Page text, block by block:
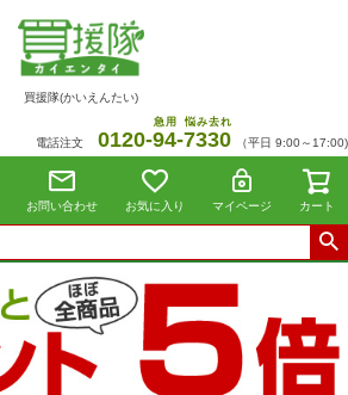
買援隊(かいえんたい)
電話注文 0120-94
急用
-7330
悩み去れ
（平日 9:00～17:00)
お問い合わせ お気に入り マイページ カート